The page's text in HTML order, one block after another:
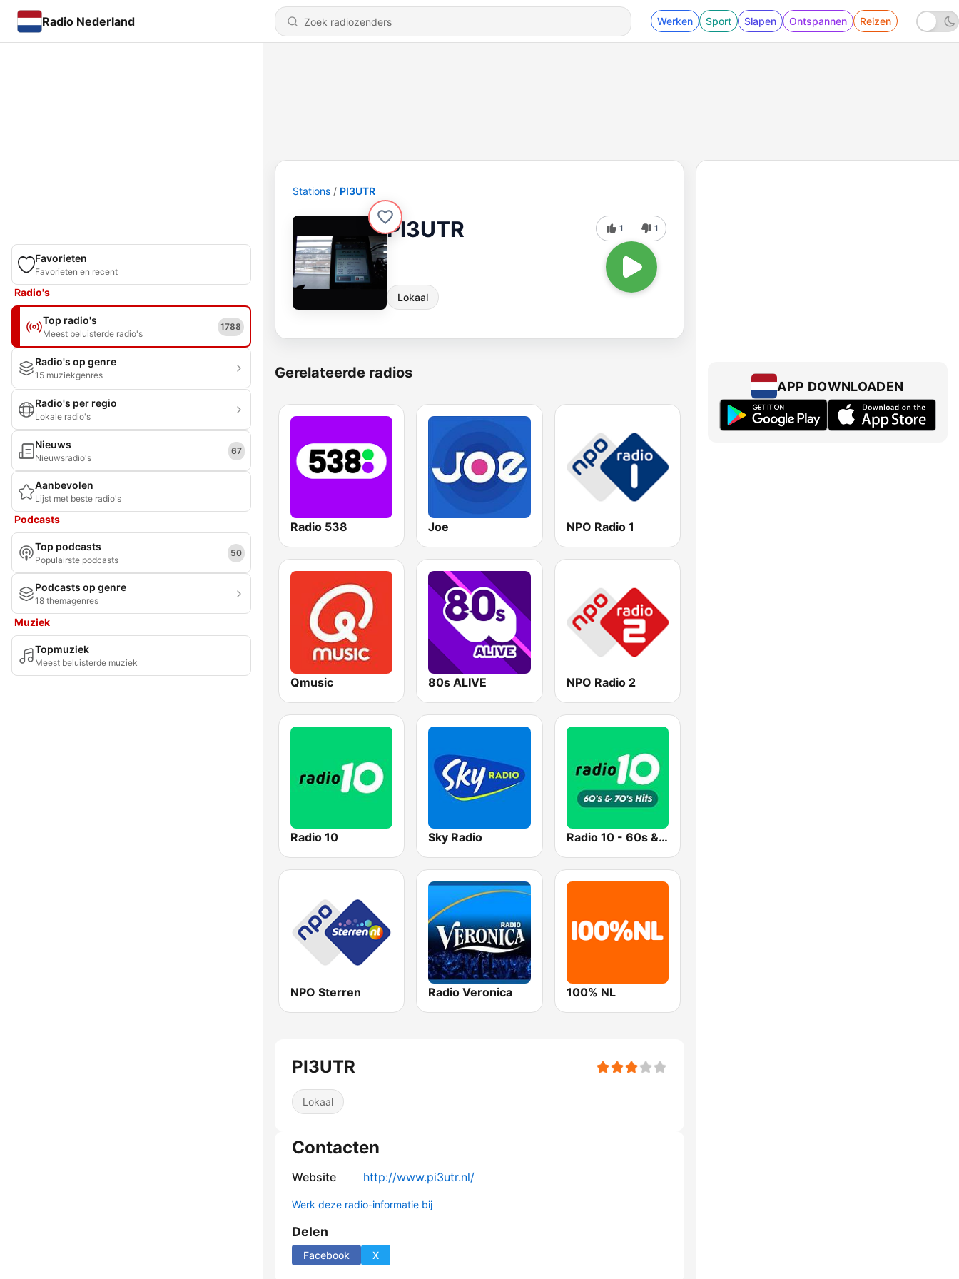
Radio Nederland Werken Sport Slapen Ontspannen Reizen
Favorieten
Favorieten en recent
Radio's
Top radio's
Meest beluisterde radio's
1788
Radio's op genre
15 muziekgenres
Radio's per regio
Lokale radio's
Nieuws
Nieuwsradio's
67
Aanbevolen
Lijst met beste radio's
Podcasts
Top podcasts
Populairste podcasts
50
Podcasts op genre
18 themagenres
Muziek
Topmuziek
Meest beluisterde muziek
Stations PI3UTR
PI3UTR
Lokaal
1 1
Gerelateerde radios
Radio 538 Joe NPO Radio 1
Qmusic 80s ALIVE NPO Radio 2
Radio 10 Sky Radio Radio 10 - 60s & 70s Hits
NPO Sterren Radio Veronica 100% NL
PI3UTR
Lokaal
Contacten
Website http://www.pi3utr.nl/
Werk deze radio-informatie bij
Delen
Facebook X
APP DOWNLOADEN